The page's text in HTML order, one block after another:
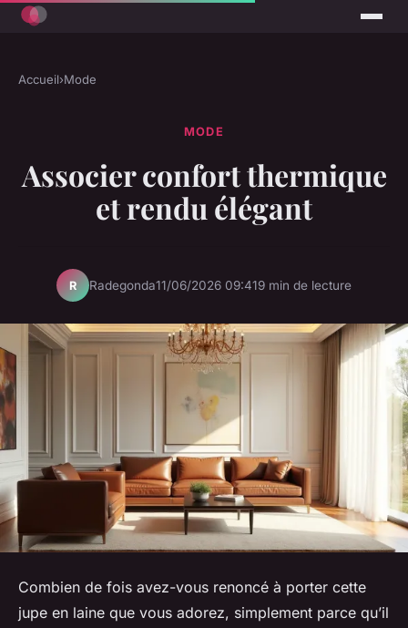
Accueil›Mode
MODE
Associer confort thermique
et rendu élégant
R Radegonda11/06/2026 09:419 min de lecture
Combien de fois avez-vous renoncé à porter cette
jupe en laine que vous adorez, simplement parce qu’il